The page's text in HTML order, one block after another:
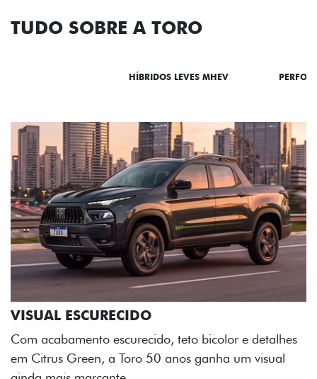
TUDO SOBRE A TORO
HÍBRIDOS LEVES MHEV
ADESIVOS ESTILIZADOS
Os adesivos aplicados no capô e nas laterais
reforçam a identidade única dessa edição para lá de